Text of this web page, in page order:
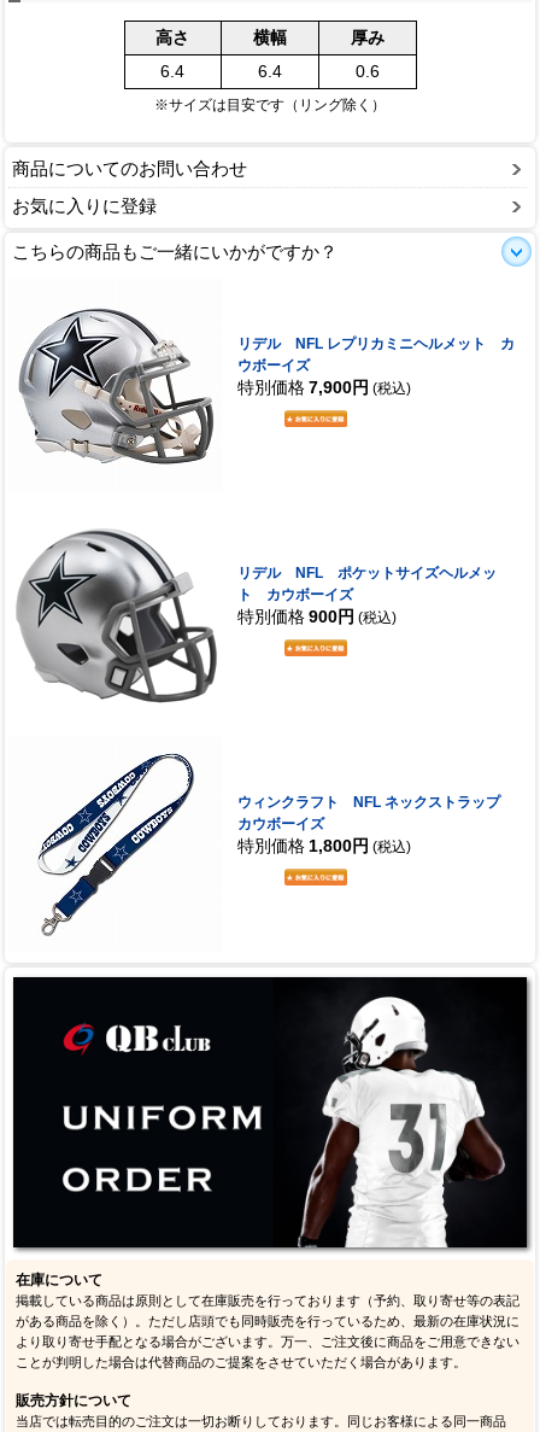
高さ 横幅
厚み
6.4
6.4 0.6
※サイズは目安です（リング除く）
商品についてのお問い合わせ
お気に入りに登録
こちらの商品もご一緒にいかがですか？
リデル NFL レプリカミニヘルメット カ
ウボーイズ
特別価格 7,900円 (税込)
リデル NFL ポケットサイズヘルメッ
ト カウボーイズ
特別価格 900円 (税込)
ウィンクラフト NFL ネックストラップ
カウボーイズ
特別価格 1,800円 (税込)
在庫について
掲載している商品は原則として在庫販売を行っております（予約、取り寄せ等の表記
がある商品を除く）。ただし店頭でも同時販売を行っているため、最新の在庫状況に
より取り寄せ手配となる場合がございます。万一、ご注文後に商品をご用意できない
ことが判明した場合は代替商品のご提案をさせていただく場合があります。
販売方針について
当店では転売目的のご注文は一切お断りしております。同じお客様による同一商品